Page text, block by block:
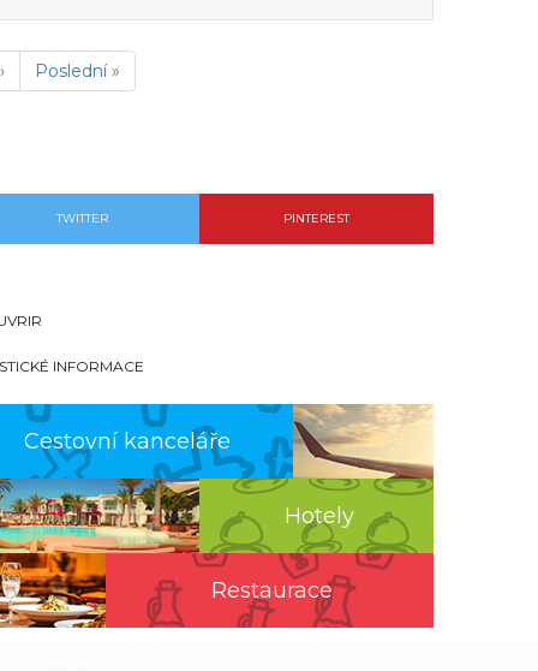
Poslední »
TWITTER PINTEREST
INFORMACE
Cestovní kanceláře
Hotely
Restaurace